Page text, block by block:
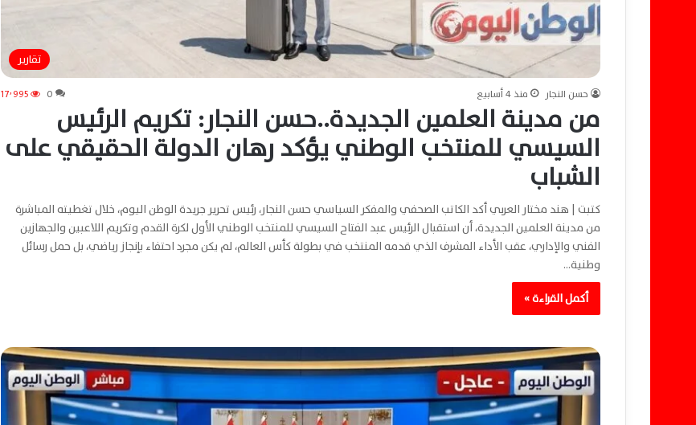
تقارير
حسن النجار منذ 4 أسابيع 0 17٬995
من مدينة العلمين الجديدة..حسن النجار: تكريم الرئيس
السيسي للمنتخب الوطني يؤكد رهان الدولة الحقيقي على
الشباب
كتبت | هند مختار العربي أكد الكاتب الصحفي والمفكر السياسي حسن النجار، رئيس تحرير جريدة الوطن اليوم، خلال تغطيته المباشرة
من مدينة العلمين الجديدة، أن استقبال الرئيس عبد الفتاح السيسي للمنتخب الوطني الأول لكرة القدم وتكريم اللاعبين والجهازين
الفني والإداري، عقب الأداء المشرف الذي قدمه المنتخب في بطولة كأس العالم، لم يكن مجرد احتفاء بإنجاز رياضي، بل حمل رسائل
وطنية…
أكمل القراءة »